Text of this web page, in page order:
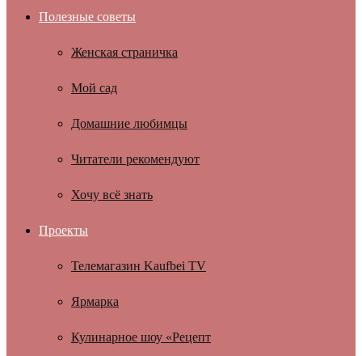
Полезные советы
Женская страничка
Мой сад
Домашние любимцы
Читатели рекомендуют
Хочу всё знать
Проекты
Телемагазин Kaufbei TV
Ярмарка
Кулинарное шоу «Рецепт